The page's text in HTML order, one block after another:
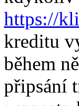
https://
kreditu
během
připsání